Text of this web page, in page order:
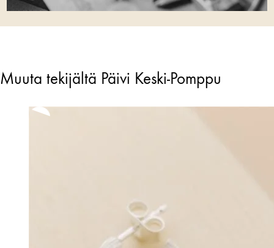
Muuta tekijältä Päivi Keski-Pomppu